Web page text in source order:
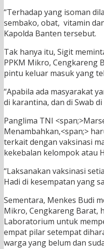
“Terhadap yang isoman
sembako, obat, vitamin
Kapolda Banten tersebut.
Tak hanya itu, Sigit
PPKM Mikro, Cengkareng
pintu keluar masuk yang
“Apabila ada masyarakat
di karantina, dan di Swab di
Panglima TNI
Menambahkan,<span;>
terkait dengan vaksinasi
kekebalan kelompok atau
“Laksanakan vaksinasi
Hadi di kesempatan yang
Sementara, Menkes Budi
Mikro, Cengkareng Barat,
Laboratorium untuk
empat pilar setempat
warga yang belum dan